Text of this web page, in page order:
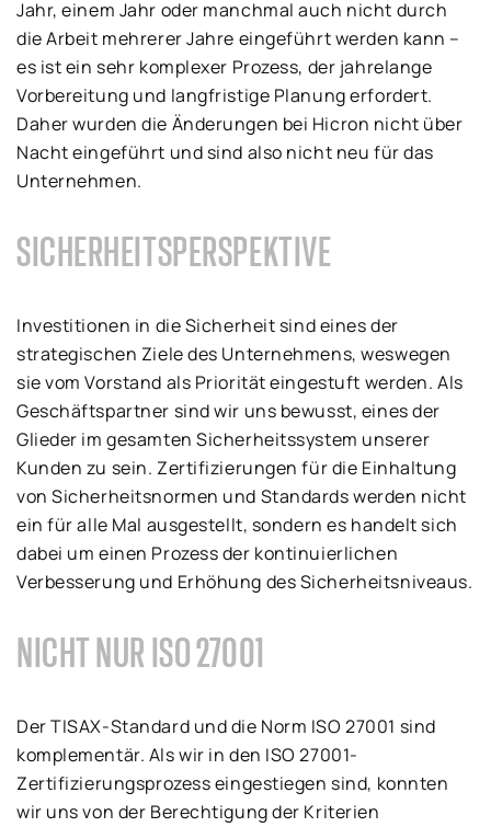
Jahr, einem Jahr oder manchmal auch nicht durch
die Arbeit mehrerer Jahre eingeführt werden kann –
es ist ein sehr komplexer Prozess, der jahrelange
Vorbereitung und langfristige Planung erfordert.
Daher wurden die Änderungen bei Hicron nicht über
Nacht eingeführt und sind also nicht neu für das
Unternehmen.
SICHERHEITSPERSPEKTIVE
Investitionen in die Sicherheit sind eines der
strategischen Ziele des Unternehmens, weswegen
sie vom Vorstand als Priorität eingestuft werden. Als
Geschäftspartner sind wir uns bewusst, eines der
Glieder im gesamten Sicherheitssystem unserer
Kunden zu sein. Zertifizierungen für die Einhaltung
von Sicherheitsnormen und Standards werden nicht
ein für alle Mal ausgestellt, sondern es handelt sich
dabei um einen Prozess der kontinuierlichen
Verbesserung und Erhöhung des Sicherheitsniveaus.
NICHT NUR ISO 27001
Der TISAX-Standard und die Norm ISO 27001 sind
komplementär. Als wir in den ISO 27001-
Zertifizierungsprozess eingestiegen sind, konnten
wir uns von der Berechtigung der Kriterien